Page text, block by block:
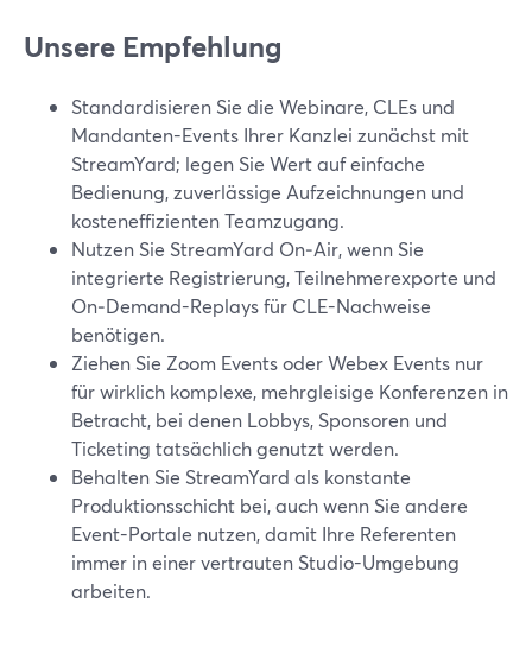
Unsere Empfehlung
Standardisieren Sie die Webinare, CLEs und
Mandanten-Events Ihrer Kanzlei zunächst mit
StreamYard; legen Sie Wert auf einfache
Bedienung, zuverlässige Aufzeichnungen und
kosteneffizienten Teamzugang.
Nutzen Sie StreamYard On‑Air, wenn Sie
integrierte Registrierung, Teilnehmerexporte und
On‑Demand-Replays für CLE-Nachweise
benötigen.
Ziehen Sie Zoom Events oder Webex Events nur
für wirklich komplexe, mehrgleisige Konferenzen in
Betracht, bei denen Lobbys, Sponsoren und
Ticketing tatsächlich genutzt werden.
Behalten Sie StreamYard als konstante
Produktionsschicht bei, auch wenn Sie andere
Event-Portale nutzen, damit Ihre Referenten
immer in einer vertrauten Studio-Umgebung
arbeiten.